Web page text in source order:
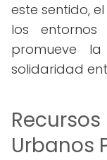
este sentido,
los
promueve
solidaridad
Urbanos